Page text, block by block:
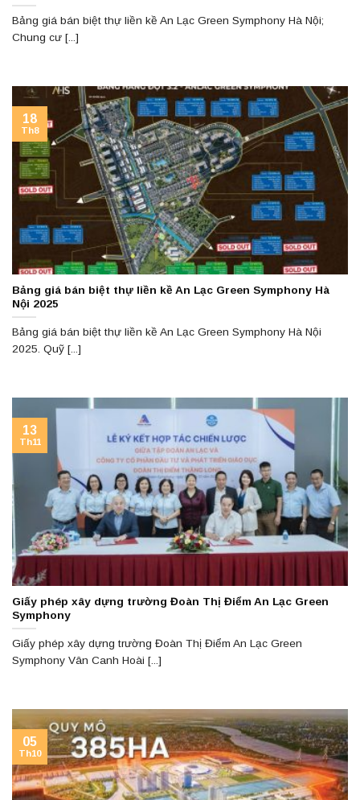
Bảng giá bán biệt thự liền kề An Lạc Green Symphony Hà Nội;
Chung cư [...]
Bảng giá bán biệt thự liền kề An Lạc Green Symphony Hà
Nội 2025
Bảng giá bán biệt thự liền kề An Lạc Green Symphony Hà Nội
2025. Quỹ [...]
18
Th8
Giấy phép xây dựng trường Đoàn Thị Điểm An Lạc Green
Symphony
Giấy phép xây dựng trường Đoàn Thị Điểm An Lạc Green
Symphony Vân Canh Hoài [...]
13
Th11
05
Th10